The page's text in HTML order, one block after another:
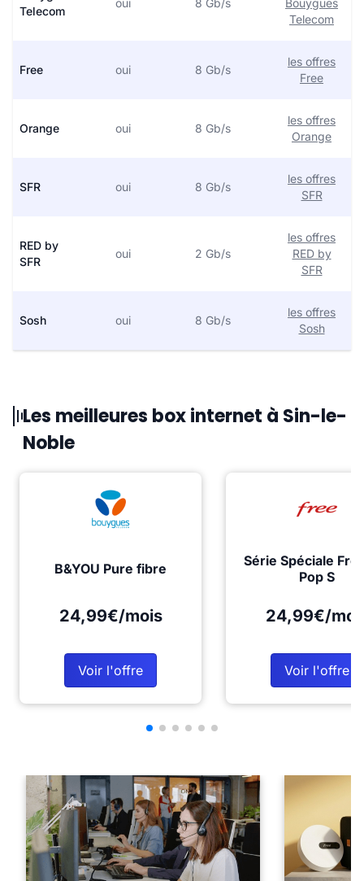
Telecom
oui 8 Gb/s
Bouygues
Telecom
Free oui 8 Gb/s
les offres
Free
Orange oui 8 Gb/s
les offres
Orange
SFR oui 8 Gb/s
les offres
SFR
RED by
SFR
oui 2 Gb/s
les offres
RED by
SFR
Sosh oui 8 Gb/s
les offres
Sosh
Les meilleures box internet à Sin-le-
Noble
B&YOU Pure fibre
24,99€/mois
Voir l'offre
Série Spéciale
Pop S
24,99€/
Voir l'offre